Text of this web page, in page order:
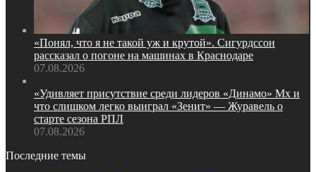
«Понял, что я не такой уж и крутой». Сигурдссон
рассказал о погоне на машинах в Краснодаре
07.08.2026
«Удивляет присутствие среди лидеров «Динамо» Мх и
что слишком легко выиграл «Зенит» — Журавель о
старте сезона РПЛ
07.08.2026
Последние темы